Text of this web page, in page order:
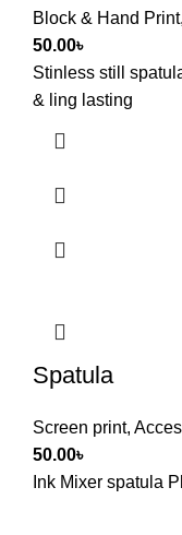
Block & Hand Print,
50.00৳
Stinless still
& ling lasting
Spatula
Screen print,
50.00৳
Ink Mixer spatula